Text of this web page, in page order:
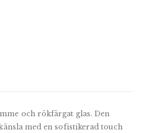
och rökfärgat glas. Den
med en sofistikerad touch